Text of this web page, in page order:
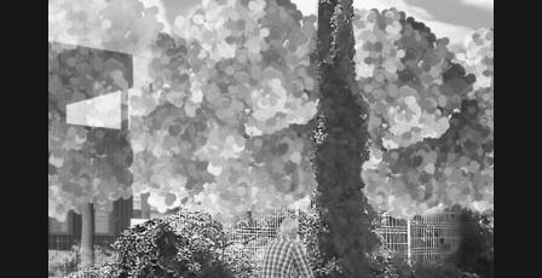
LA BOÎTE NOIRE